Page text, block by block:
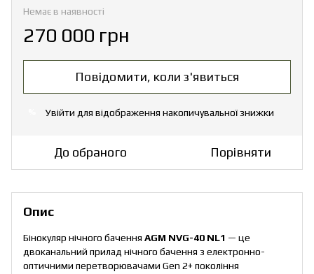
Немає в наявності
270 000 грн
Повідомити, коли з'явиться
Увійти для відображення накопичувальної знижки
До обраного Порівняти
Опис
Бінокуляр нічного бачення AGM NVG-40 NL1 — це
двоканальний прилад нічного бачення з електронно-
оптичними перетворювачами Gen 2+ покоління